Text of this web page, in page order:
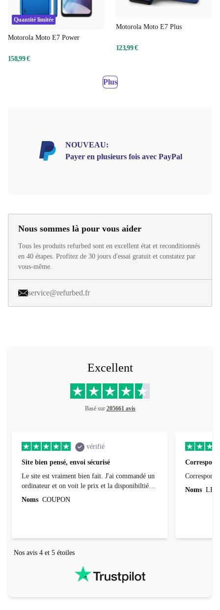
Quantité limitée
Motorola Moto E7 Power
158,99 €
Motorola Moto E7 Plus
123,99 €
Plus
NOUVEAU:
Payer en plusieurs fois avec PayPal
Nous sommes là pour vous aider
Tous les produits refurbed sont en excellent état et reconditionnés
en 40 étapes. Profitez de 30 jours d'essai gratuit et constatez par
vous-même.
service@refurbed.fr
Excellent
Basé sur 205661 avis
vérifié
Site bien pensé, envoi sécurisé
Le site est vraiment bien fait. J'ai commandé un
ordinateur et on voit le prix et la disponibiltié
évoluer au fil des caractéristiques choisies.
Noms COUPON
Correspond
Noms LEO
Nos avis 4 et 5 étoiles